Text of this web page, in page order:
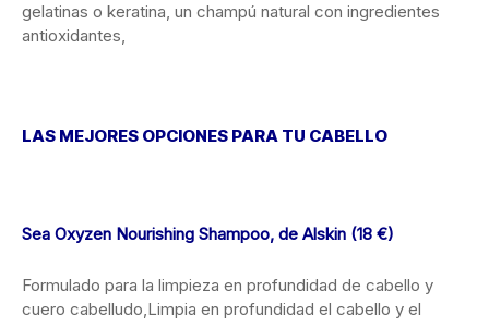
gelatinas o keratina, un champú natural con ingredientes
antioxidantes,
LAS MEJORES OPCIONES PARA TU CABELLO
Sea Oxyzen Nourishing Shampoo, de Alskin (18 €)
Formulado para la limpieza en profundidad de cabello y
cuero cabelludo,Limpia en profundidad el cabello y el